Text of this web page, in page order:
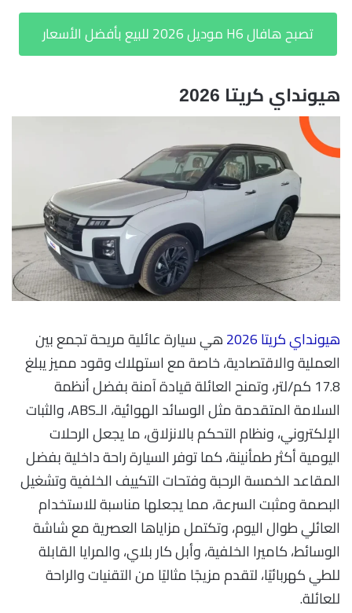
تصبح هافال H6 موديل 2026 للبيع بأفضل الأسعار
هيونداي كريتا 2026
هيونداي كريتا 2026
هي سيارة عائلية مريحة تجمع بين
العملية والاقتصادية، خاصة مع استهلاك وقود مميز يبلغ
17.8 كم/لتر، وتمنح العائلة قيادة آمنة بفضل أنظمة
السلامة المتقدمة مثل الوسائد الهوائية، الـABS، والثبات
الإلكتروني، ونظام التحكم بالانزلاق، ما يجعل الرحلات
اليومية أكثر طمأنينة، كما توفر السيارة راحة داخلية بفضل
المقاعد الخمسة الرحبة وفتحات التكييف الخلفية وتشغيل
البصمة ومثبت السرعة، مما يجعلها مناسبة للاستخدام
العائلي طوال اليوم، وتكتمل مزاياها العصرية مع شاشة
الوسائط، كاميرا الخلفية، وأبل كار بلاي، والمرايا القابلة
للطي كهربائيًا، لتقدم مزيجًا مثاليًا من التقنيات والراحة
للعائلة.